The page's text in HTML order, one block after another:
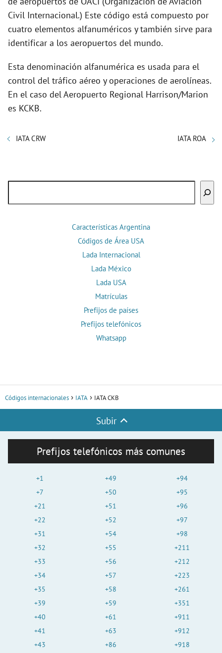
Civil Internacional.) Este código está compuesto por
cuatro elementos alfanuméricos y también sirve para
identificar a los aeropuertos del mundo.
Esta denominación alfanumérica es usada para el
control del tráfico aéreo y operaciones de aerolíneas.
En el caso del Aeropuerto Regional Harrison/Marion
es KCKB.
IATA CRW IATA ROA
Características Argentina
Códigos de Área USA
Lada Internacional
Lada México
Lada USA
Matrículas
Prefijos de países
Prefijos telefónicos
Whatsapp
Códigos internacionales IATA IATA CKB
Subir
Prefijos telefónicos más comunes
+1
+7
+21
+22
+31
+32
+33
+34
+35
+39
+40
+41
+43
+49
+50
+51
+52
+54
+55
+56
+57
+58
+59
+61
+63
+86
+94
+95
+96
+97
+98
+211
+212
+223
+261
+351
+911
+912
+918